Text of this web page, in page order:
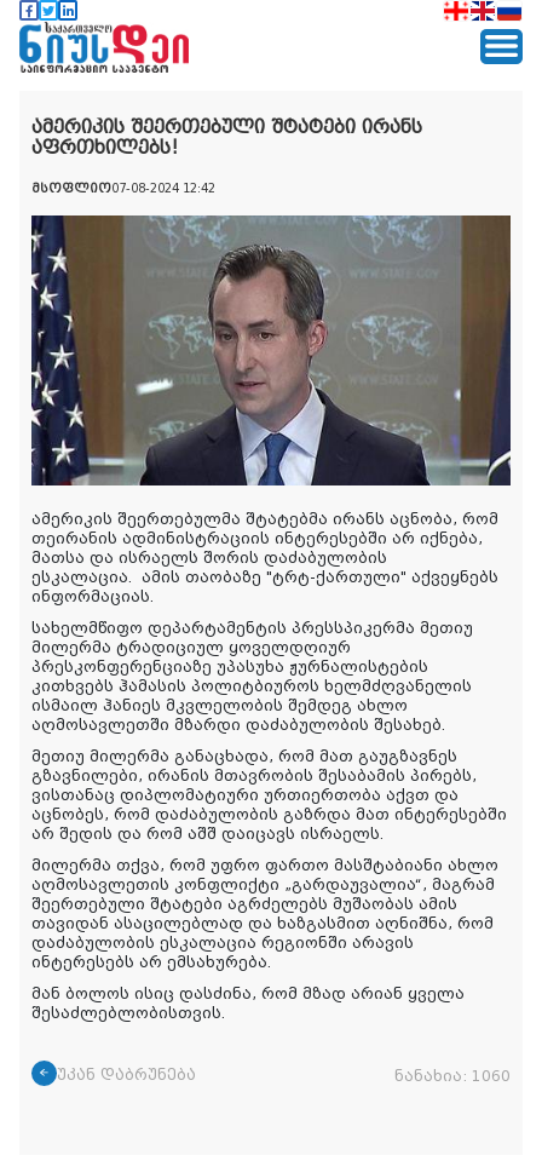
ამერიკის შეერთებული შტატები ირანს
აფრთხილებს!
მსოფლიო07-08-2024 12:42
ამერიკის შეერთებულმა შტატებმა ირანს აცნობა, რომ
თეირანის ადმინისტრაციის ინტერესებში არ იქნება,
მათსა და ისრაელს შორის დაძაბულობის
ესკალაცია. ამის თაობაზე "ტრტ-ქართული" აქვეყნებს
ინფორმაციას
სახელმწიფო დეპარტამენტის პრესსპიკერმა მეთიუ
მილერმა ტრადიციულ ყოველდღიურ
პრესკონფერენციაზე უპასუხა ჟურნალისტების
კითხვებს ჰამასის პოლიტბიუროს ხელმძღვანელის
ისმაილ ჰანიეს მკვლელობის შემდეგ ახლო
აღმოსავლეთში მზარდი დაძაბულობის შესახებ.
მეთიუ მილერმა განაცხადა, რომ მათ გაუგზავნეს
გზავნილები, ირანის მთავრობის შესაბამის პირებს,
ვისთანაც დიპლომატიური ურთიერთობა აქვთ და
აცნობეს, რომ დაძაბულობის გაზრდა მათ ინტერესებში
არ შედის და რომ აშშ დაიცავს ისრაელს.
მილერმა თქვა, რომ უფრო ფართო მასშტაბიანი ახლო
აღმოსავლეთის კონფლიქტი „გარდაუვალია“, მაგრამ
შეერთებული შტატები აგრძელებს მუშაობას ამის
თავიდან ასაცილებლად და ხაზგასმით აღნიშნა, რომ
დაძაბულობის ესკალაცია რეგიონში არავის
ინტერესებს არ ემსახურება.
მან ბოლოს ისიც დასძინა, რომ მზად არიან ყველა
შესაძლებლობისთვის.
უკან დაბრუნება ნანახია: 1060